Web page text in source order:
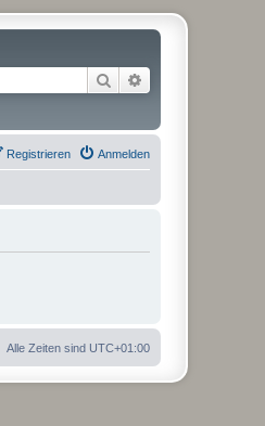
Suche
Anmelden
Registrieren
Alle Zeiten sind UTC+01:00